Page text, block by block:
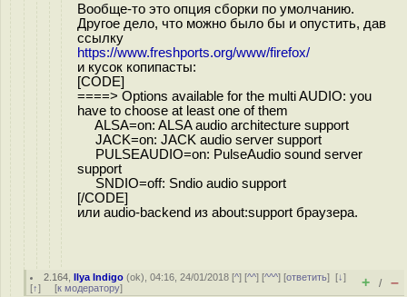
Вообще-то это опция сборки по умолчанию.
Другое дело, что можно было бы и опустить, дав
ссылку
https://www.freshports.org/www/firefox/
и кусок копипасты:
[CODE]
====> Options available for the multi AUDIO: you
have to choose at least one of them
ALSA=on: ALSA audio architecture support
JACK=on: JACK audio server support
PULSEAUDIO=on: PulseAudio sound server
support
SNDIO=off: Sndio audio support
[/CODE]
или audio-backend из about:support браузера.
2.164 ,Ilya Indigo (ok), 04:16, 24/01/2018 [^] [^^] [^^^] [ответить][↓]
[↑] [к модератору] + / –